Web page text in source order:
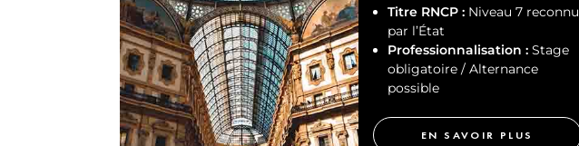
Titre RNCP :Niveau 7 reconnu
par l’État
Professionnalisation : Stage
obligatoire / Alternance
possible
EN SAVOIR PLUS